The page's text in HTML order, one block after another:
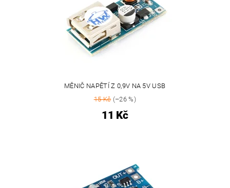
MĚNIČ NAPĚTÍ Z 0,9V NA 5V USB
15 Kč(–26 %)
11 Kč